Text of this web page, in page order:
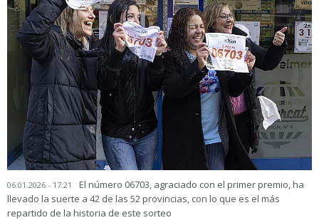
06.01.2026 - 17:21
El número 06703, agraciado con el primer premio, ha
llevado la suerte a 42 de las 52 provincias, con lo que es el más
repartido de la historia de este sorteo